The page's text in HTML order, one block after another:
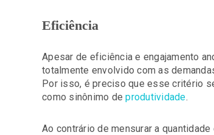
Eficiência
Apesar de eficiência e engajamento
totalmente envolvido com as
Por isso, é preciso que esse critério
como sinônimo deprodutividade.
Ao contrário de mensurar a